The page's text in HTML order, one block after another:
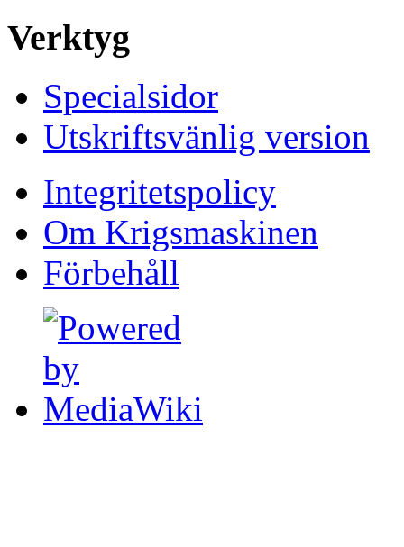
Verktyg
Specialsidor
Utskriftsvänlig version
Integritetspolicy
Om Krigsmaskinen
Förbehåll